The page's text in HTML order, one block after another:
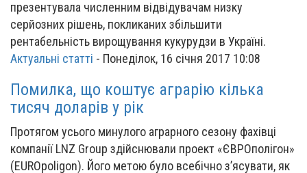
презентувала численним відвідувачам низку
серйозних рішень, покликаних збільшити
рентабельність вирощування кукурудзи в Україні.
Актуальні статті - Понеділок, 16 січня 2017 10:08
Помилка, що коштує аграрію кілька
тисяч доларів у рік
Протягом усього минулого аграрного сезону фахівці
компанії LNZ Group здійснювали проект «ЄВРОполігон»
(EUROpolіgon). Його метою було всебічно з’ясувати, як